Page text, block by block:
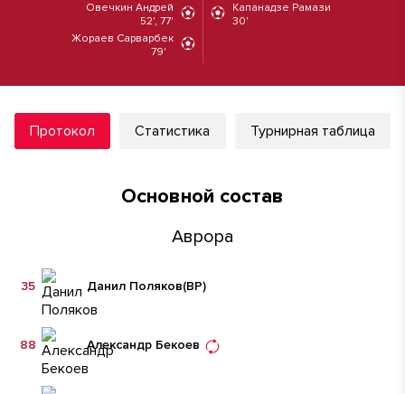
Овечкин Андрей
52', 77'
Жораев Сарварбек
79'
Капанадзе Рамази
30'
Протокол Статистика Турнирная таблица
Основной состав
Аврора
Данил Поляков(ВР)
35
Александр Бекоев
88